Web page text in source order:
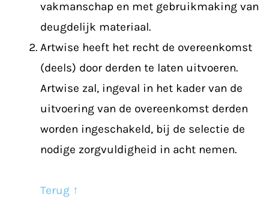
vakmanschap en met gebruikmaking van
deugdelijk materiaal.
Artwise heeft het recht de overeenkomst
(deels) door derden te laten uitvoeren.
Artwise zal, ingeval in het kader van de
uitvoering van de overeenkomst derden
worden ingeschakeld, bij de selectie de
nodige zorgvuldigheid in acht nemen.
Terug ↑